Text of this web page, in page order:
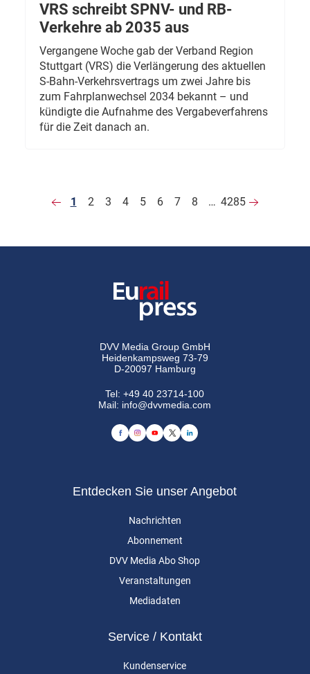
VRS schreibt SPNV- und RB-
Verkehre ab 2035 aus
Vergangene Woche gab der Verband Region
Stuttgart (VRS) die Verlängerung des aktuellen
S-Bahn-Verkehrsvertrags um zwei Jahre bis
zum Fahrplanwechsel 2034 bekannt – und
kündigte die Aufnahme des Vergabeverfahrens
für die Zeit danach an.
1 2 3 4 5 6 7 8 … 4285
DVV Media Group GmbH
Heidenkampsweg 73-79
D-20097 Hamburg
Tel:+49 40 23714-100
Mail: info@dvvmedia.com
Entdecken Sie unser Angebot
Nachrichten
Abonnement
DVV Media Abo Shop
Veranstaltungen
Mediadaten
Service / Kontakt
Kundenservice